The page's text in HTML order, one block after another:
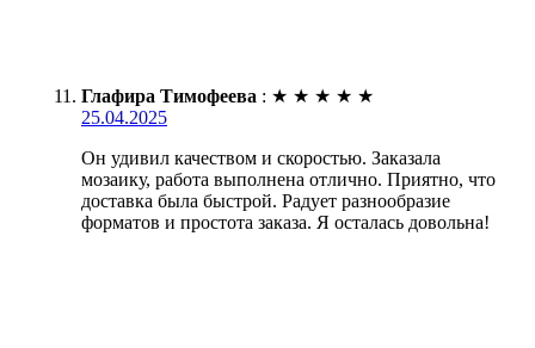
Глафира Тимофеева : ★ ★ ★ ★ ★
25.04.2025
Он удивил качеством и скоростью. Заказала
мозаику, работа выполнена отлично. Приятно, что
доставка была быстрой. Радует разнообразие
форматов и простота заказа. Я осталась довольна!